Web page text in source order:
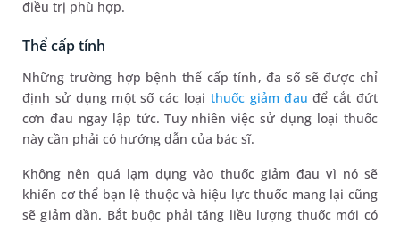
điều trị phù hợp.
Thể cấp tính
Những trường hợp bệnh thể cấp tính, đa số sẽ được chỉ
định sử dụng một số các loại thuốc giảm đau để cắt đứt
cơn đau ngay lập tức. Tuy nhiên việc sử dụng loại thuốc
này cần phải có hướng dẫn của bác sĩ.
Không nên quá lạm dụng vào thuốc giảm đau vì nó sẽ
khiến cơ thể bạn lệ thuộc và hiệu lực thuốc mang lại cũng
sẽ giảm dần. Bắt buộc phải tăng liều lượng thuốc mới có